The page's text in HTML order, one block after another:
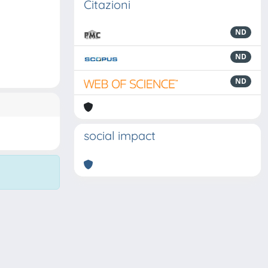
Citazioni
ND
ND
ND
social impact